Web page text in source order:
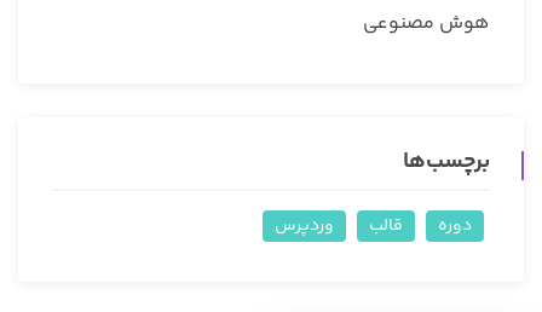
هوش مصنوعی
برچسب‌ها
دوره قالب وردپرس